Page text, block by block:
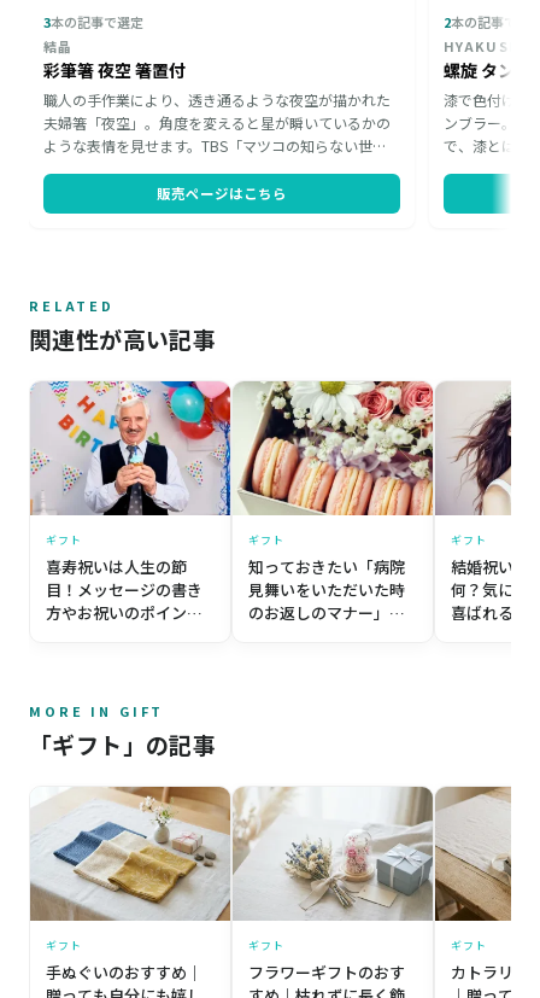
3本の記事で選定
結晶
彩筆箸 夜空 箸置付
職人の手作業により、透き通るような夜空が描かれた
夫婦箸「夜空」。角度を変えると星が瞬いているかの
ような表情を見せます。TBS「マツコの知らない世
ア仕様。定番の夫婦箸に驚きを添えたい方への贈り物
としておすすめです。
販売ページはこちら
2本の記事で選
螺旋 タンブ
漆で色付けし
ンブラー。幾
で、漆とは思
向く理由。晩
RELATED
関連性が高い記事
ギフト
喜寿祝いは人生の節
目！メッセージの書き
方やお祝いのポイント
ギフト
知っておきたい「病院
見舞いをいただいた時
のお返しのマナー」と
ギフト
結婚祝いの
何？気にな
喜ばれるお
MORE IN GIFT
「ギフト」の記事
ギフト
手ぬぐいのおすすめ｜
ギフト
フラワーギフトのおす
ギフト
カトラリー